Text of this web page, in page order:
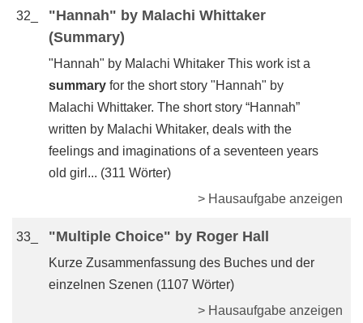
32_
"Hannah" by Malachi Whittaker
(Summary)
"Hannah" by Malachi Whitaker This work ist a
summary for the short story "Hannah" by
Malachi Whittaker. The short story “Hannah”
written by Malachi Whitaker, deals with the
feelings and imaginations of a seventeen years
old girl... (311 Wörter)
> Hausaufgabe anzeigen
33_ "Multiple Choice" by Roger Hall
Kurze Zusammenfassung des Buches und der
einzelnen Szenen (1107 Wörter)
> Hausaufgabe anzeigen